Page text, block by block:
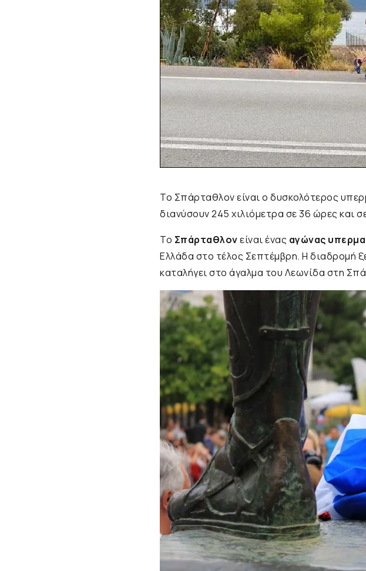
Το Σπάρταθλον είναι ο δυσκολότερος
διανύσουν 245 χιλιόμετρα σε 36 ώρες και
Το Σπάρταθλονείναι ένας αγώνας
Ελλάδα στο τέλος Σεπτέμβρη. Η διαδρομή
καταλήγει στο άγαλμα του Λεωνίδα στη